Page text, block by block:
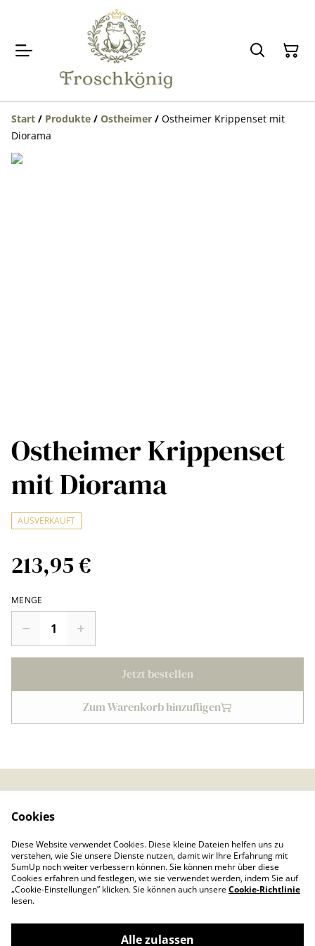
Start / Produkte / Ostheimer / Ostheimer Krippenset mit
Diorama
Ostheimer Krippenset
mit Diorama
AUSVERKAUFT
213,95 €
MENGE
Jetzt bestellen
Zum Warenkorb hinzufügen
ngen von SumUp
Impressum
Cookies
Diese Website verwendet Cookies. Diese kleine Dateien helfen uns zu
verstehen, wie Sie unsere Dienste nutzen, damit wir Ihre Erfahrung mit
SumUp noch weiter verbessern können. Sie können mehr über diese
Cookies erfahren und festlegen, wie sie verwendet werden, indem Sie auf
„Cookie-Einstellungen” klicken. Sie können auch unsereCookie-Richtlinie
lesen.
Alle zulassen